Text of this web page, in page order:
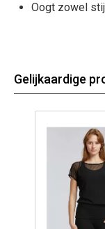
Oogt zowel
Gelijkaardige